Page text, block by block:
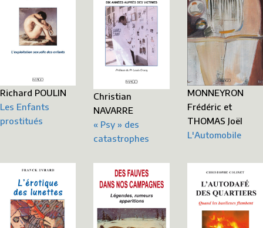
Richard POULIN
Les Enfants
prostitués
Christian
NAVARRE
« Psy » des
catastrophes
MONNEYRON
Frédéric et
THOMAS Joël
L'Automobile